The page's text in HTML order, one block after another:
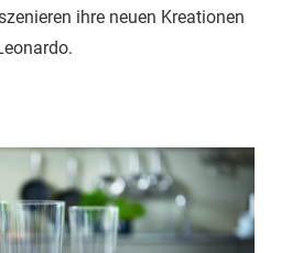
ihre neuen Kreationen